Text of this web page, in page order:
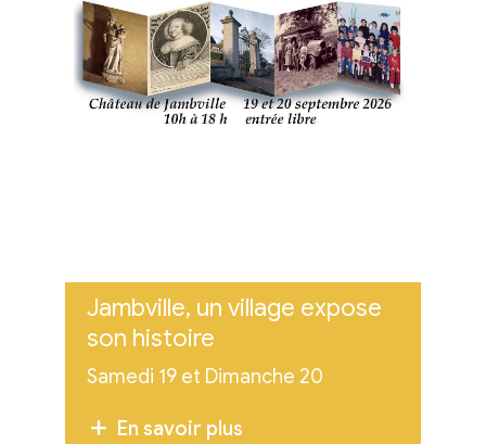
Jambville, un village expose
son histoire
Samedi 19 et Dimanche 20
En savoir plus